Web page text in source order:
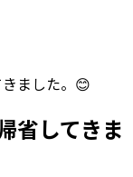
ました。😊
省してきま